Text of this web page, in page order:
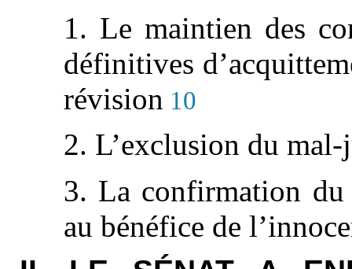
1. Le maintien des
définitives
révision 10
2. L’exclusion du mal-
3. La confirmation du
au bénéfice de